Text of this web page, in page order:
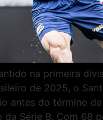
na primeira
de 2025, o
antes do término
Série B. Com 68